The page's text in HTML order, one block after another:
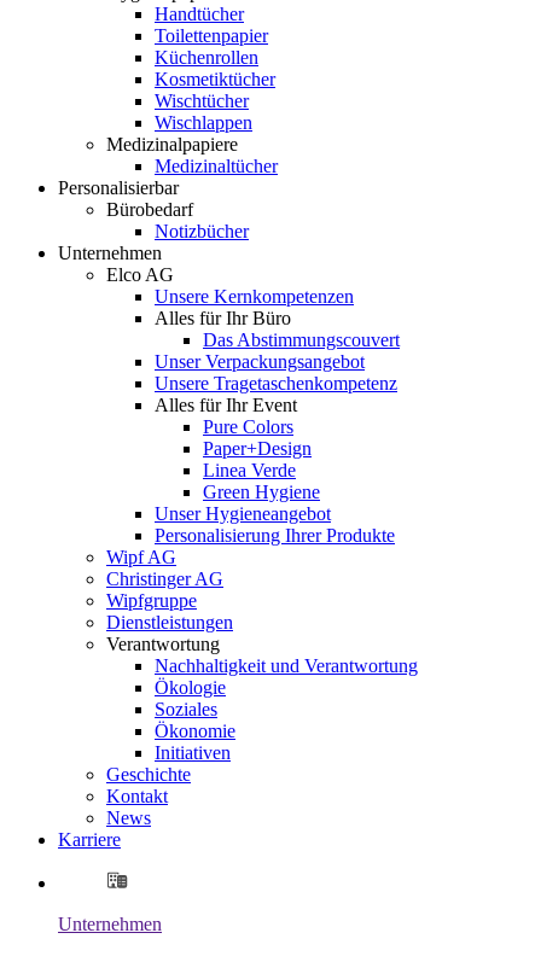
Handtücher
Toilettenpapier
Küchenrollen
Kosmetiktücher
Wischtücher
Wischlappen
Medizinalpapiere
Medizinaltücher
Personalisierbar
Bürobedarf
Notizbücher
Unternehmen
Elco AG
Unsere Kernkompetenzen
Alles für Ihr Büro
Das Abstimmungscouvert
Unser Verpackungsangebot
Unsere Tragetaschenkompetenz
Alles für Ihr Event
Pure Colors
Paper+Design
Linea Verde
Green Hygiene
Unser Hygieneangebot
Personalisierung Ihrer Produkte
Wipf AG
Christinger AG
Wipfgruppe
Dienstleistungen
Verantwortung
Nachhaltigkeit und Verantwortung
Ökologie
Soziales
Ökonomie
Initiativen
Geschichte
Kontakt
News
Karriere
Unternehmen